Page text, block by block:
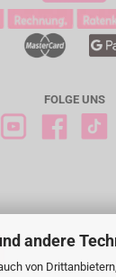
andere
von
FOLGE UNS